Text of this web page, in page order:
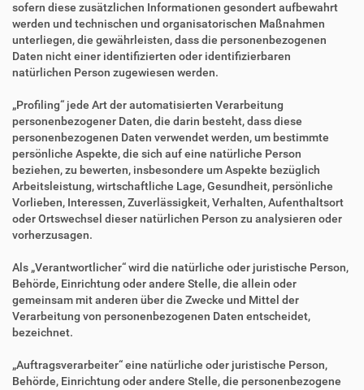
sofern diese zusätzlichen Informationen gesondert aufbewahrt
werden und technischen und organisatorischen Maßnahmen
unterliegen, die gewährleisten, dass die personenbezogenen
Daten nicht einer identifizierten oder identifizierbaren
natürlichen Person zugewiesen werden.
„Profiling“ jede Art der automatisierten Verarbeitung
personenbezogener Daten, die darin besteht, dass diese
personenbezogenen Daten verwendet werden, um bestimmte
persönliche Aspekte, die sich auf eine natürliche Person
beziehen, zu bewerten, insbesondere um Aspekte bezüglich
Arbeitsleistung, wirtschaftliche Lage, Gesundheit, persönliche
Vorlieben, Interessen, Zuverlässigkeit, Verhalten, Aufenthaltsort
oder Ortswechsel dieser natürlichen Person zu analysieren oder
vorherzusagen.
Als „Verantwortlicher“ wird die natürliche oder juristische Person,
Behörde, Einrichtung oder andere Stelle, die allein oder
gemeinsam mit anderen über die Zwecke und Mittel der
Verarbeitung von personenbezogenen Daten entscheidet,
bezeichnet.
„Auftragsverarbeiter“ eine natürliche oder juristische Person,
Behörde, Einrichtung oder andere Stelle, die personenbezogene